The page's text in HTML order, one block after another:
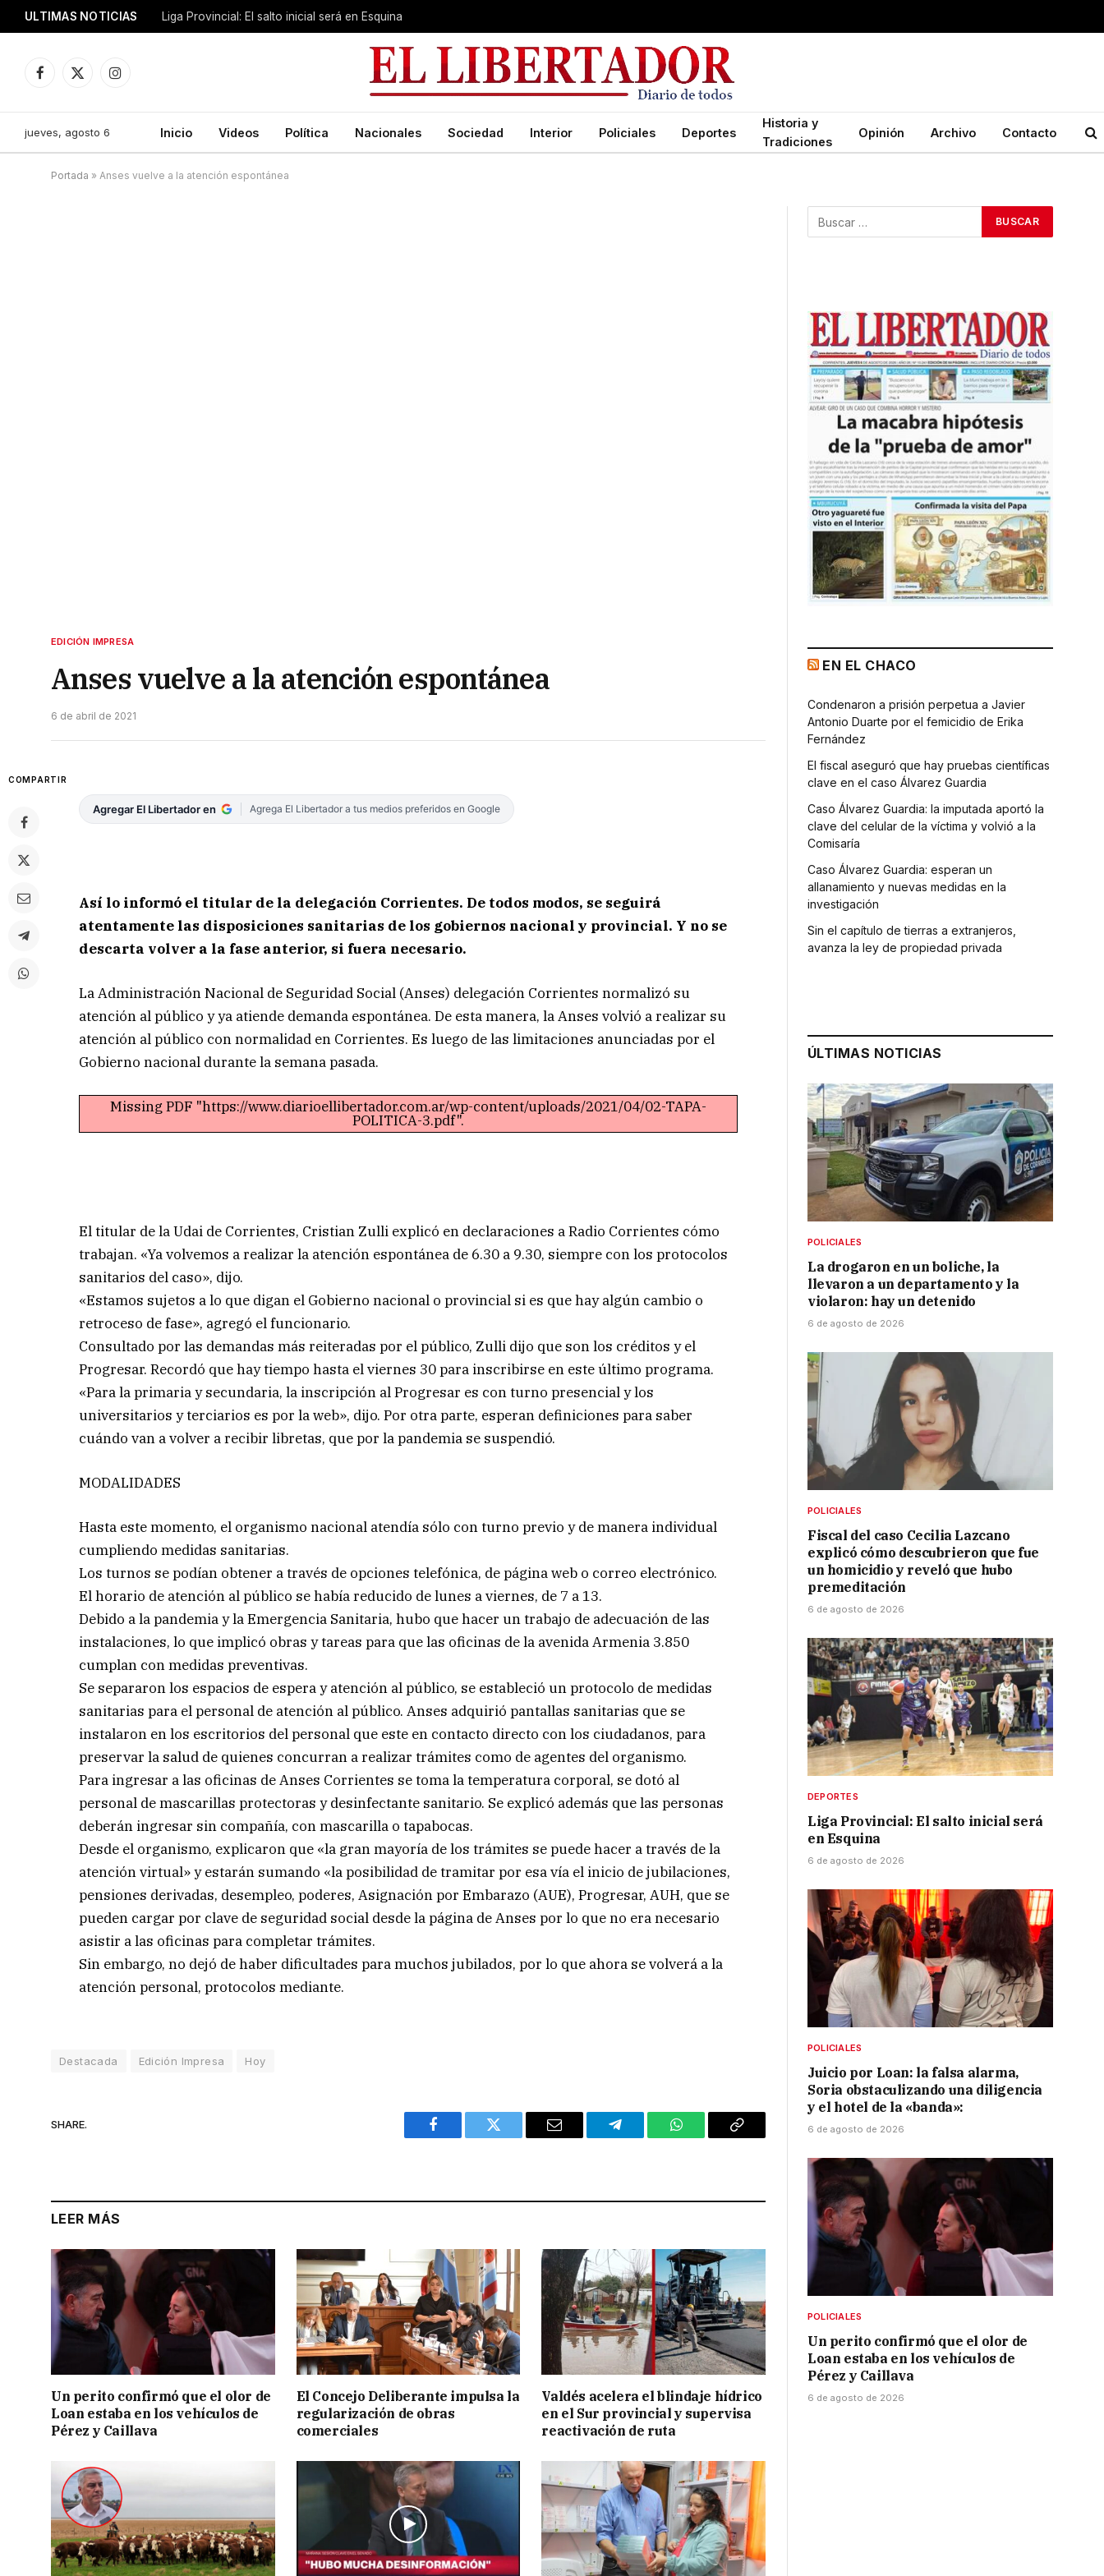
ULTIMAS NOTICIAS Liga Provincial: El salto inicial será en Esquina
Facebook
X
Instagram
jueves, agosto 6 Inicio Videos Política Nacionales Sociedad Interior Policiales Deportes
Historia y
Tradiciones
Opinión Archivo Contacto
Portada » Anses vuelve a la atención espontánea
EDICIÓN IMPRESA
Anses vuelve a la atención espontánea
6 de abril de 2021
COMPARTIR
Agregar El Libertador en Agrega El Libertador a tus medios preferidos en Google
Así lo informó el titular de la delegación Corrientes. De todos modos, se seguirá
atentamente las disposiciones sanitarias de los gobiernos nacional y provincial. Y no se
descarta volver a la fase anterior, si fuera necesario.
La Administración Nacional de Seguridad Social (Anses) delegación Corrientes normalizó su
atención al público y ya atiende demanda espontánea. De esta manera, la Anses volvió a realizar su
atención al público con normalidad en Corrientes. Es luego de las limitaciones anunciadas por el
Gobierno nacional durante la semana pasada.
Missing PDF "https://www.diarioellibertador.com.ar/wp-content/uploads/2021/04/02-TAPA-
POLITICA-3.pdf".
El titular de la Udai de Corrientes, Cristian Zulli explicó en declaraciones a Radio Corrientes cómo
trabajan. «Ya volvemos a realizar la atención espontánea de 6.30 a 9.30, siempre con los protocolos
sanitarios del caso», dijo.
«Estamos sujetos a lo que digan el Gobierno nacional o provincial si es que hay algún cambio o
retroceso de fase», agregó el funcionario.
Consultado por las demandas más reiteradas por el público, Zulli dijo que son los créditos y el
Progresar. Recordó que hay tiempo hasta el viernes 30 para inscribirse en este último programa.
«Para la primaria y secundaria, la inscripción al Progresar es con turno presencial y los
universitarios y terciarios es por la web», dijo. Por otra parte, esperan definiciones para saber
cuándo van a volver a recibir libretas, que por la pandemia se suspendió.
MODALIDADES
Hasta este momento, el organismo nacional atendía sólo con turno previo y de manera individual
cumpliendo medidas sanitarias.
Los turnos se podían obtener a través de opciones telefónica, de página web o correo electrónico.
El horario de atención al público se había reducido de lunes a viernes, de 7 a 13.
Debido a la pandemia y la Emergencia Sanitaria, hubo que hacer un trabajo de adecuación de las
instalaciones, lo que implicó obras y tareas para que las oficinas de la avenida Armenia 3.850
cumplan con medidas preventivas.
Se separaron los espacios de espera y atención al público, se estableció un protocolo de medidas
sanitarias para el personal de atención al público. Anses adquirió pantallas sanitarias que se
instalaron en los escritorios del personal que este en contacto directo con los ciudadanos, para
preservar la salud de quienes concurran a realizar trámites como de agentes del organismo.
Para ingresar a las oficinas de Anses Corrientes se toma la temperatura corporal, se dotó al
personal de mascarillas protectoras y desinfectante sanitario. Se explicó además que las personas
deberán ingresar sin compañía, con mascarilla o tapabocas.
Desde el organismo, explicaron que «la gran mayoría de los trámites se puede hacer a través de la
atención virtual» y estarán sumando «la posibilidad de tramitar por esa vía el inicio de jubilaciones,
pensiones derivadas, desempleo, poderes, Asignación por Embarazo (AUE), Progresar, AUH, que se
pueden cargar por clave de seguridad social desde la página de Anses por lo que no era necesario
asistir a las oficinas para completar trámites.
Sin embargo, no dejó de haber dificultades para muchos jubilados, por lo que ahora se volverá a la
atención personal, protocolos mediante.
Destacada Edición Impresa Hoy
SHARE.
Facebook Twitter Email Telegram WhatsAppCopy
LEER MÁS
Un perito confirmó que el olor de
Loan estaba en los vehículos de
Pérez y Caillava
El Concejo Deliberante impulsa la
regularización de obras
comerciales
Valdés acelera el blindaje hídrico
en el Sur provincial y supervisa
reactivación de ruta
EN EL CHACO
Condenaron a prisión perpetua a Javier
Antonio Duarte por el femicidio de Erika
Fernández
El fiscal aseguró que hay pruebas científicas
clave en el caso Álvarez Guardia
Caso Álvarez Guardia: la imputada aportó la
clave del celular de la víctima y volvió a la
Comisaría
Caso Álvarez Guardia: esperan un
allanamiento y nuevas medidas en la
investigación
Sin el capítulo de tierras a extranjeros,
avanza la ley de propiedad privada
ÚLTIMAS NOTICIAS
POLICIALES
La drogaron en un boliche, la
llevaron a un departamento y la
violaron: hay un detenido
6 de agosto de 2026
POLICIALES
Fiscal del caso Cecilia Lazcano
explicó cómo descubrieron que fue
un homicidio y reveló que hubo
premeditación
6 de agosto de 2026
DEPORTES
Liga Provincial: El salto inicial será
en Esquina
6 de agosto de 2026
POLICIALES
Juicio por Loan: la falsa alarma,
Soria obstaculizando una diligencia
y el hotel de la «banda»:
6 de agosto de 2026
POLICIALES
Un perito confirmó que el olor de
Loan estaba en los vehículos de
Pérez y Caillava
6 de agosto de 2026